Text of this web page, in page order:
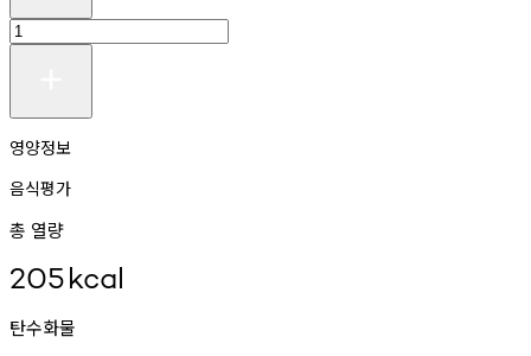
영양정보
음식평가
총 열량
205kcal
탄수화물